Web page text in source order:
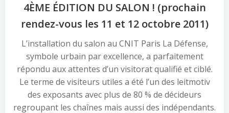
4ÈME ÉDITION DU SALON ! (prochain
rendez-vous les 11 et 12 octobre 2011)
L’installation du salon au CNIT Paris La Défense,
symbole urbain par excellence, a parfaitement
répondu aux attentes d’un visitorat qualifié et ciblé.
Le terme de visiteurs utiles a été l’un des leitmotiv
des exposants avec plus de 80 % de décideurs
regroupant les chaînes mais aussi des indépendants.